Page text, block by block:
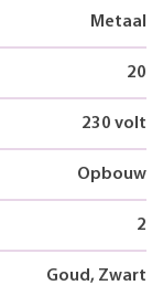
Metaal
20
230 volt
Opbouw
2
Goud, Zwart